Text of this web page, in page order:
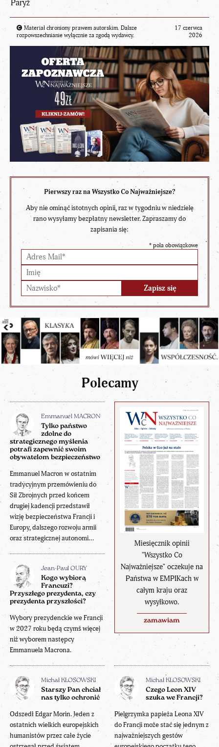
Paryż
Materiał chroniony prawem autorskim. Dalsze
rozpowszechnianie wyłącznie za zgodą wydawcy.
17 czerwca
2026
Pierwszy raz na Wszystko Co Najważniejsze?
Aby nie ominąć istotnych opinii, raz w tygodniu w niedzielę
rano wysyłamy bezpłatny newsletter. Zapraszamy do
zapisania się:
* pola obowiązkowe
Polecamy
Miesięcznik opinii
"Wszystko Co
Najważniejsze" oczekuje na
Państwa w EMPIKach w
całym kraju oraz
wysyłkowo.
zamawiam
Emmanuel MACRON
Tylko państwo
zdolne do
strategicznego myślenia
potrafi zapewnić swoim
obywatelom bezpieczeństwo
Emmanuel Macron w ostatnim
tradycyjnym przemówieniu do
Sił Zbrojnych przed końcem
drugiej kadencji przedstawił
wizję bezpieczeństwa Francji i
Europy, dalszego rozwoju armii
oraz strategicznej autonomi...
Jean-Paul OURY
Kogo wybiorą
Francuzi?
Przyszłego prezydenta, czy
prezydenta przyszłości?
Wybory prezydenckie we Francji
w 2027 roku będą czymś więcej
niż wyborem następcy
Emmanuela Macrona.
Michał KŁOSOWSKI
Starszy Pan chciał
nas tylko ochronić
Odszedł Edgar Morin. Jeden z
ostatnich wielkich europejskich
humanistów przez całe życie
Michał KŁOSOWSKI
Czego Leon XIV
szuka we Francji?
Pielgrzymka papieża Leona XIV
do Francji może stać się jednym z
najważniejszych gestów